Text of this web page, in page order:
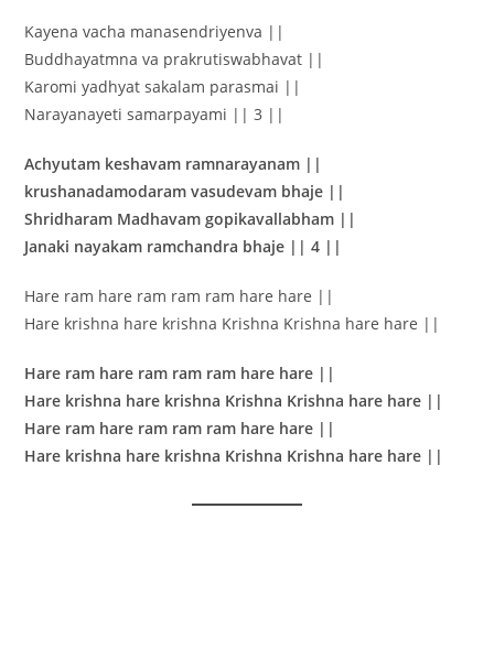
Kayena vacha manasendriyenva ||
Buddhayatmna va prakrutiswabhavat ||
Karomi yadhyat sakalam parasmai ||
Narayanayeti samarpayami || 3 ||
Achyutam keshavam ramnarayanam ||
krushanadamodaram vasudevam bhaje ||
Shridharam Madhavam gopikavallabham ||
Janaki nayakam ramchandra bhaje || 4 ||
Hare ram hare ram ram ram hare hare ||
Hare krishna hare krishna Krishna Krishna hare hare ||
Hare ram hare ram ram ram hare hare ||
Hare krishna hare krishna Krishna Krishna hare hare ||
Hare ram hare ram ram ram hare hare ||
Hare krishna hare krishna Krishna Krishna hare hare ||